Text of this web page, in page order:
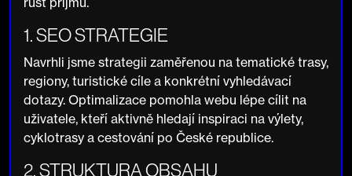
1. SEO STRATEGIE
Navrhli jsme strategii zaměřenou na tematické trasy,
regiony, turistické cíle a konkrétní vyhledávací
dotazy. Optimalizace pomohla webu lépe cílit na
uživatele, kteří aktivně hledají inspiraci na výlety,
cyklotrasy a cestování po České republice.
2. STRUKTURA OBSAHU